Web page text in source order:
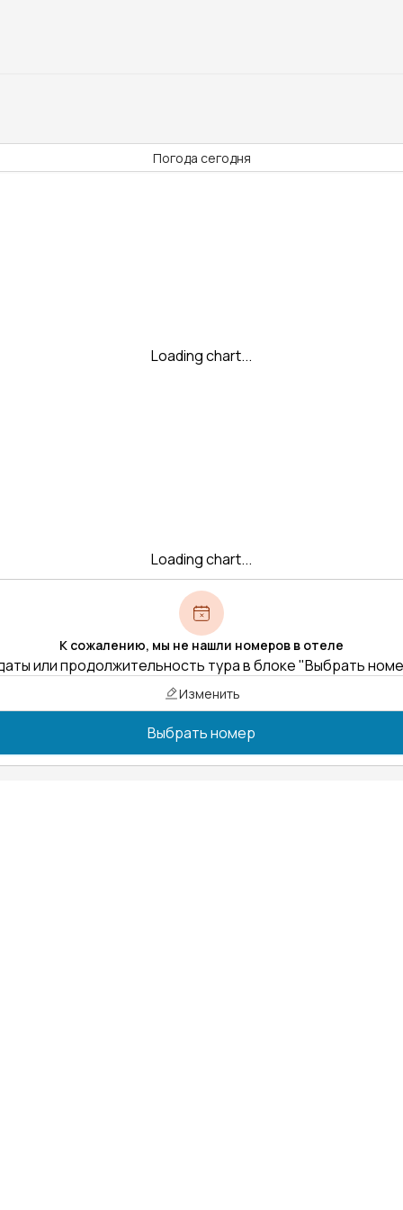
Погода сегодня
Loading chart...
Loading chart...
К сожалению, мы не нашли номеров в отеле
или продолжительность тура в блоке "Выбрать
Изменить
Выбрать номер